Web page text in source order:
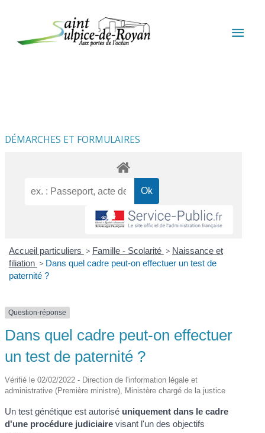
DÉMARCHES ET FORMULAIRES
Accueil particuliers > Famille - Scolarité > Naissance et
filiation > Dans quel cadre peut-on effectuer un test de
paternité ?
Question-réponse
Dans quel cadre peut-on effectuer
un test de paternité ?
Vérifié le 02/02/2022 - Direction de l'information légale et
administrative (Première ministre), Ministère chargé de la justice
Un test génétique est autorisé uniquement dans le cadre
d'une procédure judiciaire visant l'un des objectifs